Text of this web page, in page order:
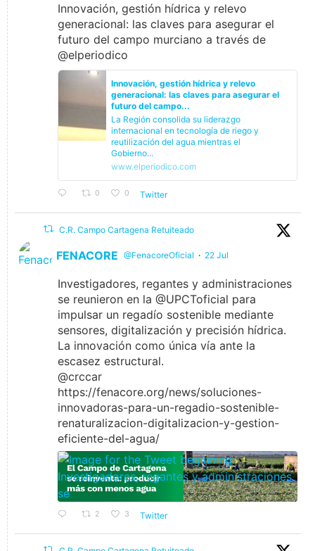
Innovación, gestión hídrica y relevo
generacional: las claves para asegurar el
futuro del campo murciano a través de
@elperiodico
Innovación, gestión hídrica y relevo
generacional: las claves para asegurar el
futuro del campo...
La Región consolida su liderazgo
internacional en tecnología de riego y
reutilización del agua mientras el
Gobierno...
www.elperiodico.com
0 0 Twitter
C.R. Campo Cartagena Retuiteado
FENACORE @FenacoreOficial · 22 Jul
Investigadores, regantes y administraciones
se reunieron en la @UPCToficial para
impulsar un regadío sostenible mediante
sensores, digitalización y precisión hídrica.
La innovación como única vía ante la
escasez estructural.
@crccar
https://fenacore.org/news/soluciones-
innovadoras-para-un-regadio-sostenible-
renaturalizacion-digitalizacion-y-gestion-
eficiente-del-agua/
2 3 Twitter